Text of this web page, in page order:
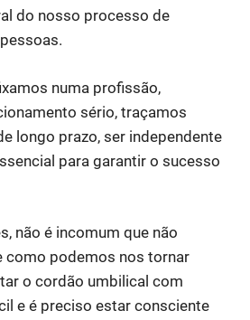
do nosso processo de
numa profissão,
sério, traçamos
longo prazo, ser independente
para garantir o sucesso
não é incomum que não
como podemos nos tornar
o cordão umbilical com
e é preciso estar consciente